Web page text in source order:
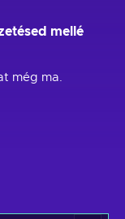
mellé
még ma.